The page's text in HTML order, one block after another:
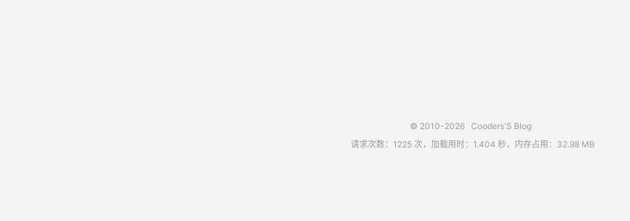
© 2010-2026 Cooders'S Blog
请求次数：1225 次，加载用时：1.404 秒，内存占用：32.98 MB